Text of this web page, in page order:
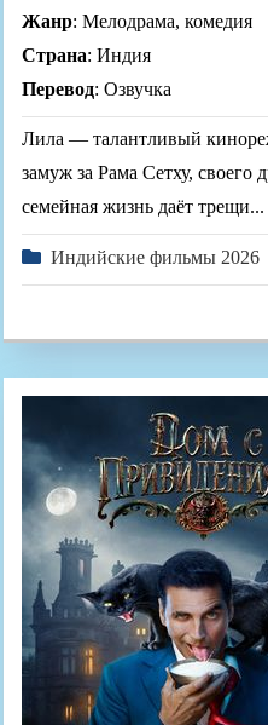
Жанр: Мелодрама, комедия
Страна: Индия
Перевод: Озвучка
Лила — талантливый
замуж за Рама Сетху, своего
семейная жизнь даёт трещи...
Индийские фильмы 2026